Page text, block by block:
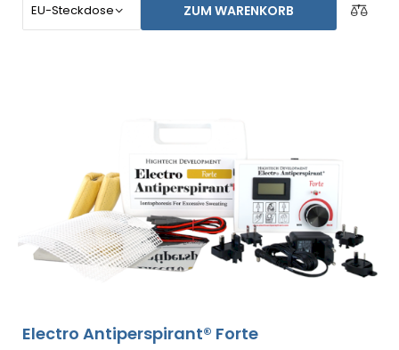
gegen übermäßiges Schwitzen von Händen, Füßen und
Achselhöhlen (im Grundpaket enthalten). Mit
zusätzlichen Adaptern kann auch übermäßiges
Schwitzen des Kopfes, der Stirn, des Bauches, des
Rückens, des Gesäßes, der Brust und anderer Körperteile
erfolgreich und langanhaltend behandelt werden.
Geld-
sowie kostenloser Expressversand weltweit!
ZUM WARENKORB
Electro Antiperspirant® Forte